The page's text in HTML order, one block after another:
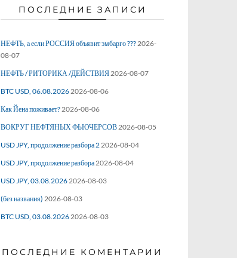
ПОСЛЕДНИЕ ЗАПИСИ
НЕФТЬ, а если РОССИЯ объявит эмбарго ???2026-
08-07
НЕФТЬ / РИТОРИКА /ДЕЙСТВИЯ2026-08-07
BTC USD, 06.08.20262026-08-06
Как Йена поживает?2026-08-06
ВОКРУГ НЕФТЯНЫХ ФЬЮЧЕРСОВ2026-08-05
USD JPY, продолжение разбора 22026-08-04
USD JPY, продолжение разбора2026-08-04
USD JPY, 03.08.20262026-08-03
(без названия) 2026-08-03
BTC USD, 03.08.20262026-08-03
ПОСЛЕДНИЕ КОМЕНТАРИИ